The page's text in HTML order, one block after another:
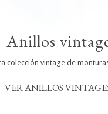
Anillos
colección vintage de
VER ANILLOS